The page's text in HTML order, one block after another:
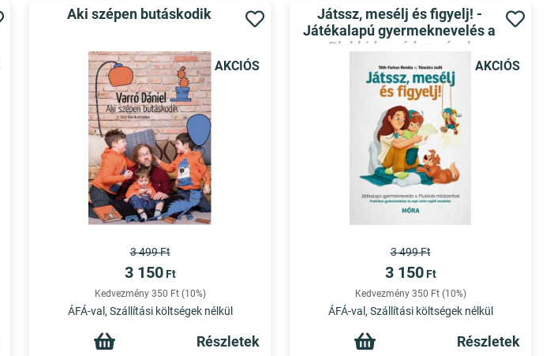
AKCIÓS
Aki szépen butáskodik
3 499 Ft
3 150 Ft
Kedvezmény 350 Ft (10%)
ÁFÁ-val, Szállítási költségek nélkül
Részletek
AKCIÓS
Játssz, mesélj és figyelj! -
Játékalapú gyermeknevelés a
Plukkido módszerével
3 499 Ft
3 150 Ft
Kedvezmény 350 Ft (10%)
ÁFÁ-val, Szállítási költségek nélkül
Részletek